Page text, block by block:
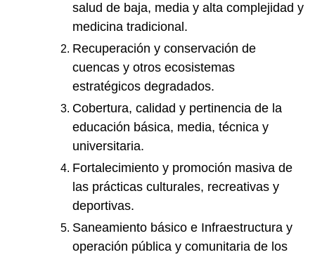
salud de baja, media y alta complejidad y
medicina tradicional.
Recuperación y conservación de
cuencas y otros ecosistemas
estratégicos degradados.
Cobertura, calidad y pertinencia de la
educación básica, media, técnica y
universitaria.
Fortalecimiento y promoción masiva de
las prácticas culturales, recreativas y
deportivas.
Saneamiento básico e Infraestructura y
operación pública y comunitaria de los